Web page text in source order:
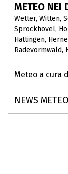
METEO NEI
Wetter, Witten,
Sprockhövel,
Hattingen, Herne
Radevormwald,
Meteo a cura
NEWS METEO